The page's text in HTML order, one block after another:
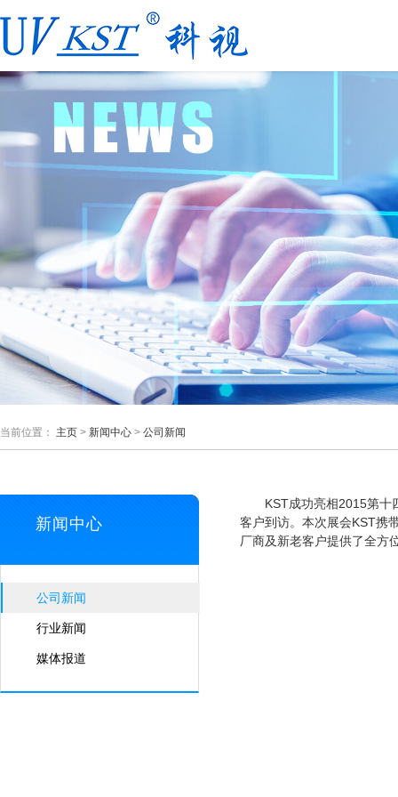
当前位置： 主页 > 新闻中心 > 公司新闻
新闻中心
公司新闻
行业新闻
媒体报道
KST成功亮相2015第十四
客户到访。本次展会KST携
厂商及新老客户提供了全方